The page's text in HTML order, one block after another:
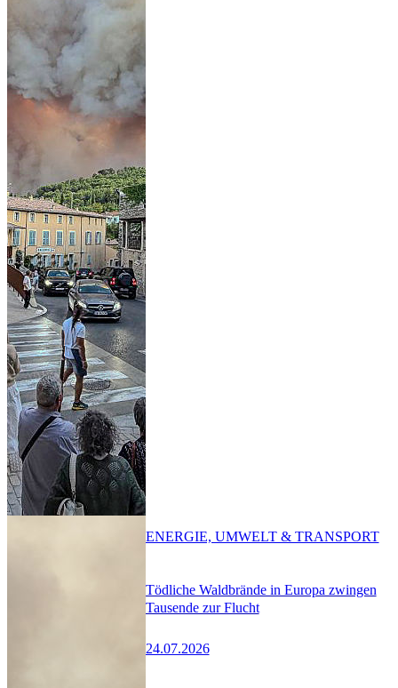
Tödliche Waldbrände in Europa zwingen
Tausende zur Flucht
24.07.2026
ENERGIE, UMWELT & TRANSPORT